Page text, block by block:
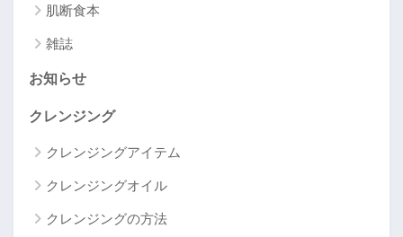
肌断食本
雑誌
お知らせ
クレンジング
クレンジングアイテム
クレンジングオイル
クレンジングの方法